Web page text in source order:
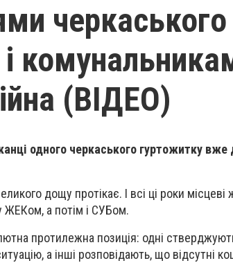
черкаського
(ВІДЕО)
одного черкаського гуртожитку вже
дощу протікає. І всі ці роки
ЖЕКом, а потім і СУБом.
протилежна позиція: одні
а інші розповідають, що відсутні